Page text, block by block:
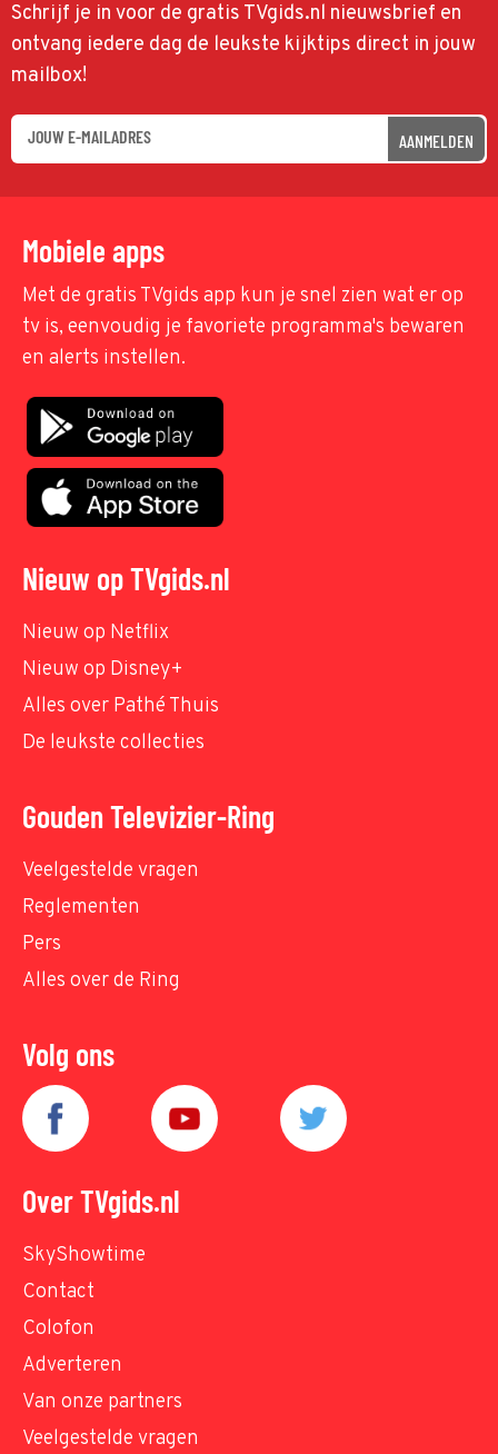
Schrijf je in voor de gratis TVgids.nl nieuwsbrief en
ontvang iedere dag de leukste kijktips direct in jouw
mailbox!
AANMELDEN
Mobiele apps
Met de gratis TVgids app kun je snel zien wat er op
tv is, eenvoudig je favoriete programma's bewaren
en alerts instellen.
Nieuw op TVgids.nl
Nieuw op Netflix
Nieuw op Disney+
Alles over Pathé Thuis
De leukste collecties
Gouden Televizier-Ring
Veelgestelde vragen
Reglementen
Pers
Alles over de Ring
Volg ons
Over TVgids.nl
SkyShowtime
Contact
Colofon
Adverteren
Van onze partners
Veelgestelde vragen